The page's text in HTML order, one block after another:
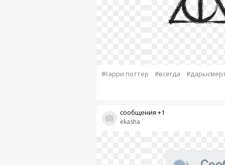
#гарри поттер #всегда
ekasha
сообщения +1